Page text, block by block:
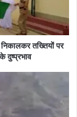
तख्तियों पर
दुष्प्रभाव